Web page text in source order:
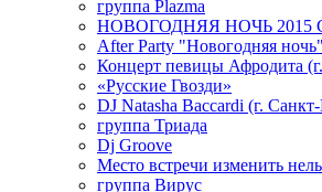
группа Plazma
НОВОГОДНЯЯ НОЧЬ 2015
After Party "Новогодняя ночь"
Концерт певицы Афродита
«Русские Гвозди»
DJ Natasha Baccardi (г.
группа Триада
Dj Groove
Место встречи изменить
группа Вирус